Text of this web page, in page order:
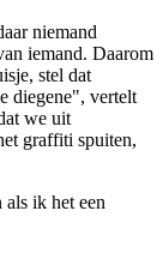
niemand
iemand. Daarom
stel dat
diegene", vertelt
we uit
graffiti spuiten,
ik het een